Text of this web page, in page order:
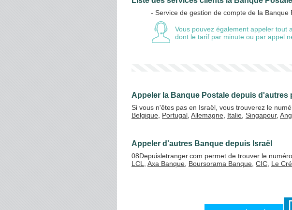
Vos crédits
- Service de gestion de compte de la Banque
Vous pouvez également appeler tout
dont le tarif par minute ou par appel
Appeler la Banque Postale depuis d'autres
Si vous n'êtes pas en Israël, vous trouverez le
Belgique Portugal Allemagne Italie Singapour,
Appeler d'autres Banque depuis Israël
08Depuisletranger.com permet de trouver le
LCL
Axa Banque Boursorama Banque CIC Le